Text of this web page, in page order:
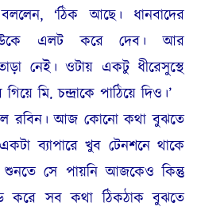
‘ঠিক আছে। ধানবাদের
এলট করে দেব। আর
নেই। ওটায় একটু ধীরেসুস্থে
মি. চন্দ্রাকে পাঠিয়ে দিও।’
রবিন। আজ কোনো কথা বুঝতে
ব্যাপারে খুব টেনশনে থাকে
সে পায়নি আজকেও কিন্তু
করে সব কথা ঠিকঠাক বুঝতে